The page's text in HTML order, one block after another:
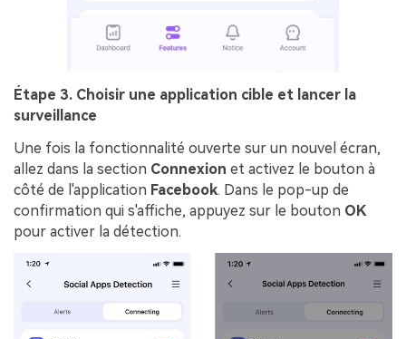
Étape 3. Choisir une application cible et lancer la
surveillance
Une fois la fonctionnalité ouverte sur un nouvel écran,
allez dans la section Connexion et activez le bouton à
côté de l'application Facebook. Dans le pop-up de
confirmation qui s'affiche, appuyez sur le bouton OK
pour activer la détection.